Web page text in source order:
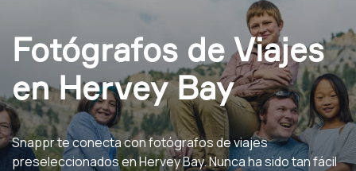
Fotógrafos de Viajes
en Hervey Bay
Snappr te conecta con fotógrafos de viajes
preseleccionados en Hervey Bay. Nunca ha sido tan fácil